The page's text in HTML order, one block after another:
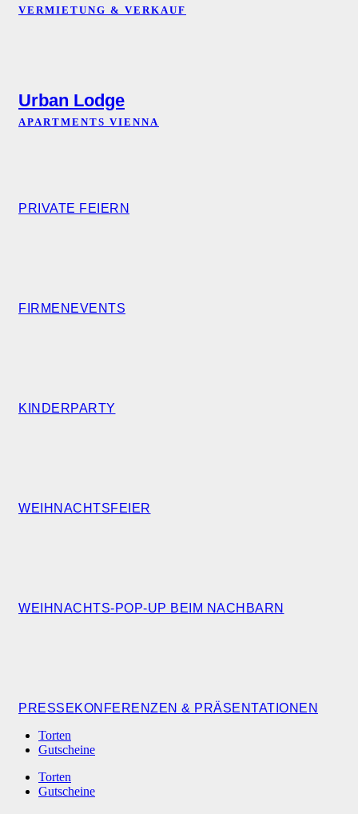
VERMIETUNG & VERKAUF
Urban Lodge
APARTMENTS VIENNA
PRIVATE FEIERN
FIRMENEVENTS
KINDERPARTY
WEIHNACHTSFEIER
WEIHNACHTS-POP-UP BEIM NACHBARN
PRESSEKONFERENZEN & PRÄSENTATIONEN
Torten
Gutscheine
Torten
Gutscheine